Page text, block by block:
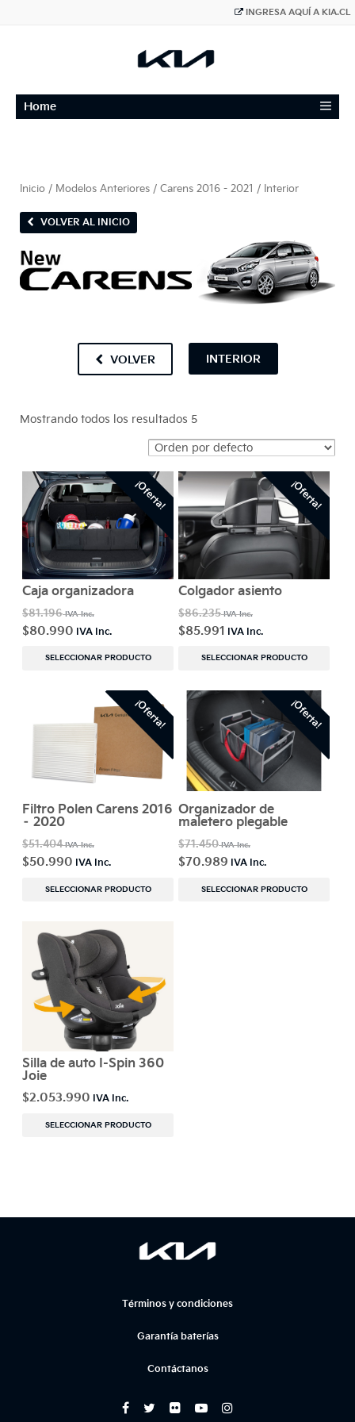
INGRESA AQUÍ A KIA.CL
Home ≡
Inicio / Modelos Anteriores / Carens 2016 - 2021 / Interior
VOLVER AL INICIO
VOLVER INTERIOR
Mostrando todos los resultados 5
¡Oferta!
Caja organizadora
$81.196
$80.990
SELECCIONAR PRODUCTO
¡Oferta!
Colgador asiento
$86.235
$85.991
SELECCIONAR PRODUCTO
¡Oferta!
Filtro Polen Carens 2016
– 2020
$51.404
$50.990
SELECCIONAR PRODUCTO
¡Oferta!
Organizador de
maletero plegable
$71.450
$70.989
SELECCIONAR PRODUCTO
Silla de auto I-Spin 360
Joie
$2.053.990
SELECCIONAR PRODUCTO
Términos y condiciones
Garantía baterías
Contáctanos